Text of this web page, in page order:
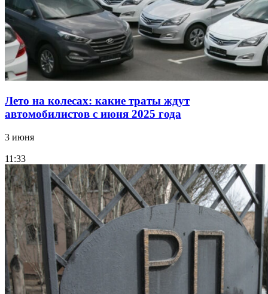
Лето на колесах: какие траты ждут
автомобилистов с июня 2025 года
3 июня
11:33